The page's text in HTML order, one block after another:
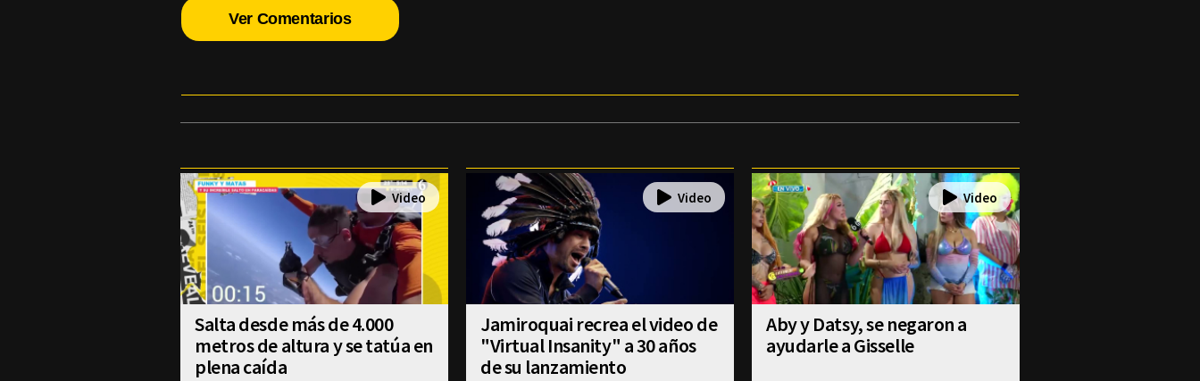
Ver Comentarios
Salta desde más de 4.000
metros de altura y se tatúa en
plena caída
Jamiroquai recrea el video de
"Virtual Insanity" a 30 años
de su lanzamiento
Aby y Datsy, se negaron a
ayudarle a Gisselle